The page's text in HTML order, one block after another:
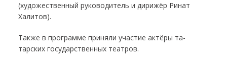
(художественный руководитель и дирижёр Ринат
Халитов).
Также в программе приняли участие ак­тё­ры та­
тар­ских го­су­дар­ствен­ных те­ат­ров.